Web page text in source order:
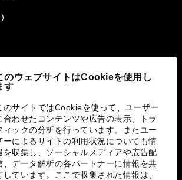
のウェブサイトはCookieを使用し
す
のサイトではCookieを使って、ユーザー
合わせたコンテンツや広告の表示、トラ
ィックの分析を行っています。またユー
ーによるサイトの利用状況についても情
を収集し、ソーシャルメディアや広告配
、データ解析の各パートナーに情報を共
しています。ここで収集された情報は、
の取り組み
)